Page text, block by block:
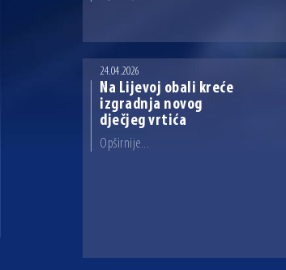
24.04.2026
Na Lijevoj obali kreće
izgradnja novog
dječjeg vrtića
Opširnije...